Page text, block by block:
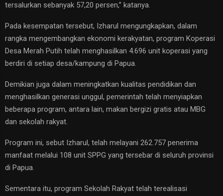
tersalurkan sebanyak 57,20 persen,” katanya.
Pada kesempatan tersebut, Izharul mengungkapkan, dalam
rangka mengembangkan ekonomi kerakyatan, program Koperasi
Desa Merah Putih telah menghasilkan 4.696 unit koperasi yang
berdiri di setiap desa/kampung di Papua.
Demikian juga dalam meningkatkan kualitas pendidikan dan
menghasilkan generasi unggul, pemerintah telah menyiapkan
beberapa program, antara lain, makan bergizi gratis atau MBG
dan sekolah rakyat.
Program ini, sebut Izharul, telah melayani 262.757 penerima
manfaat melalui 108 unit SPPG yang tersebar di seluruh provinsi
di Papua.
Sementara itu, program Sekolah Rakyat telah terealisasi